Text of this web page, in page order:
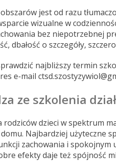
jest od razu
wizualne w
bez niepotrzebnej
dbałość o szczegóły,
najbliższy termin
e-mail
ze szkolenia
rodziców dzieci w spektrum
Najbardziej użyteczne
zachowania i spokojnym
efekty daje też spójność